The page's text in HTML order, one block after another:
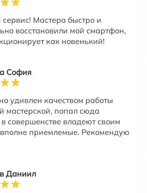
Мастера быстро и
восстановили мой смартфон,
как новенький!
София
удивлен качеством работы
мастерской, попал сюда
совершенстве владеют своим
приемлемые. Рекомендую
Даниил